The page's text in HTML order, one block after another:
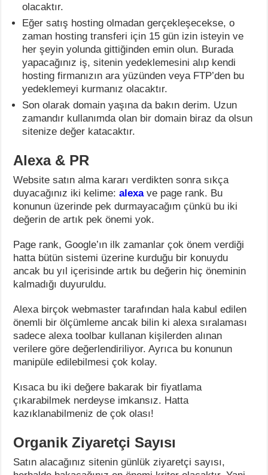
olacaktır.
Eğer satış hosting olmadan gerçekleşecekse, o
zaman hosting transferi için 15 gün izin isteyin ve
her şeyin yolunda gittiğinden emin olun. Burada
yapacağınız iş, sitenin yedeklemesini alıp kendi
hosting firmanızın ara yüzünden veya FTP’den bu
yedeklemeyi kurmanız olacaktır.
Son olarak domain yaşına da bakın derim. Uzun
zamandır kullanımda olan bir domain biraz da olsun
sitenize değer katacaktır.
Alexa & PR
Website satın alma kararı verdikten sonra sıkça
duyacağınız iki kelime:alexave page rank. Bu
konunun üzerinde pek durmayacağım çünkü bu iki
değerin de artık pek önemi yok.
Page rank, Google’ın ilk zamanlar çok önem verdiği
hatta bütün sistemi üzerine kurduğu bir konuydu
ancak bu yıl içerisinde artık bu değerin hiç öneminin
kalmadığı duyuruldu.
Alexa birçok webmaster tarafından hala kabul edilen
önemli bir ölçümleme ancak bilin ki alexa sıralaması
sadece alexa toolbar kullanan kişilerden alınan
verilere göre değerlendiriliyor. Ayrıca bu konunun
manipüle edilebilmesi çok kolay.
Kısaca bu iki değere bakarak bir fiyatlama
çıkarabilmek nerdeyse imkansız. Hatta
kazıklanabilmeniz de çok olası!
Organik Ziyaretçi Sayısı
Satın alacağınız sitenin günlük ziyaretçi sayısı,